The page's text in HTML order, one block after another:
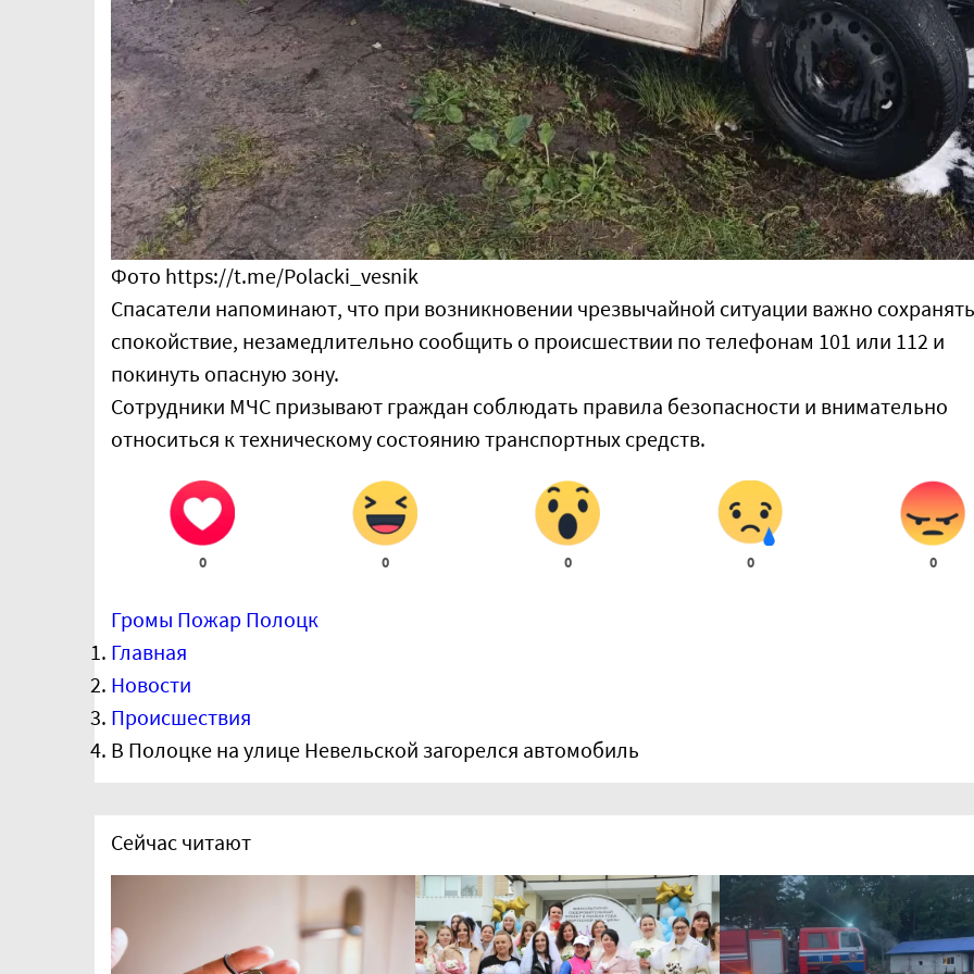
Фото https://t.me/Polacki_vesnik
Спасатели напоминают, что при возникновении чрезвычайной ситуации важно сохранять
спокойствие, незамедлительно сообщить о происшествии по телефонам 101 или 112 и
покинуть опасную зону.
Сотрудники МЧС призывают граждан соблюдать правила безопасности и внимательно
относиться к техническому состоянию транспортных средств.
0 0 0 0 0
Громы Пожар Полоцк
Главная
Новости
Происшествия
В Полоцке на улице Невельской загорелся автомобиль
Сейчас читают